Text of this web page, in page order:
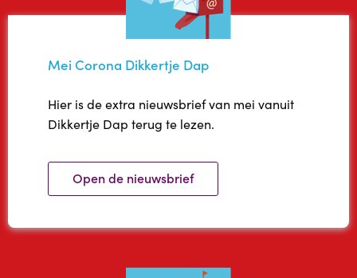
Mei Corona Dikkertje Dap
Hier is de extra nieuwsbrief van mei vanuit
Dikkertje Dap terug te lezen.
Open de nieuwsbrief